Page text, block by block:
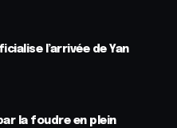
l’arrivée de Yan
la foudre en plein